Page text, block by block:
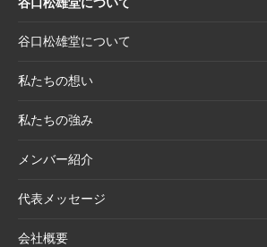
ダー受付開始
2025.6.11
【新商品】「日本画の巨匠
谷口松雄堂について
私たちの想い
私たちの強み
メンバー紹介
代表メッセージ
会社概要